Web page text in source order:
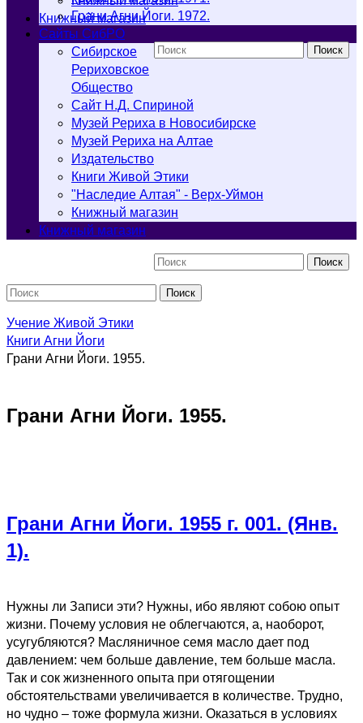
Книжный магазин
Поиск
Грани Агни Йоги. 1972.
Cайты СибРО
Сибирское
Рериховское
Общество
Сайт Н.Д. Спириной
Музей Рериха в Новосибирске
Музей Рериха на Алтае
Издательство
Книги Живой Этики
"Наследие Алтая" - Верх-Уймон
Книжный магазин
Книжный магазин
Поиск
Поиск
Учение Живой Этики
Книги Агни Йоги
Грани Агни Йоги. 1955.
Грани Агни Йоги. 1955.
Грани Агни Йоги. 1955 г. 001. (Янв.
1).
Нужны ли Записи эти? Нужны, ибо являют собою опыт
жизни. Почему условия не облегчаются, а, наоборот,
усугубляются? Масляничное семя масло дает под
давлением: чем больше давление, тем больше масла.
Так и сок жизненного опыта при отягощении
обстоятельствами увеличивается в количестве. Трудно,
но чудно – тоже формула жизни. Оказаться в условиях